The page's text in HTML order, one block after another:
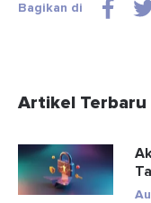
Bagikan di
Artikel Terbaru